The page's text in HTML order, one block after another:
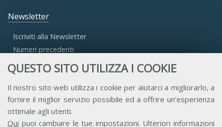
QUESTO SITO UTILIZZA I COOKIE
Il nostro sito web utilizza i cookie per aiutarci a migliorarlo, a
fornire il miglior servizio possibile ed a offrire un'esperienza
ottimale agli utenti.
Qui puoi cambiare le tue impostazioni. Ulteriori informazioni
Newsletter
Iscriviti alla Newsletter
Numeri precedenti
Accesso Aderenti
Accesso Consulta